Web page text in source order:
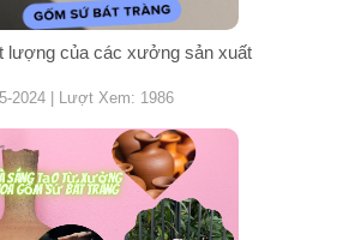
lượng của các xưởng sản xuất
2024 | Lượt Xem: 1986